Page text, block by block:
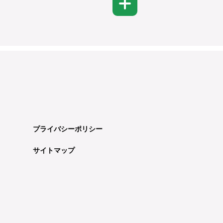
プライバシーポリシー
サイトマップ